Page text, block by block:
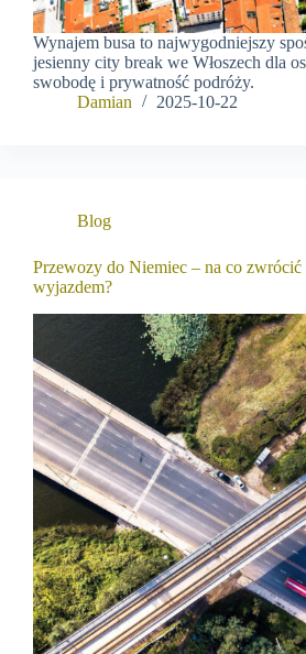
Wynajem busa to najwygodniejszy
jesienny city break we Włoszech dla
swobodę i prywatność podróży.
Damian
2025-10-22
Blog
Przewozy do Niemiec – na co zwrócić
wyjazdem?